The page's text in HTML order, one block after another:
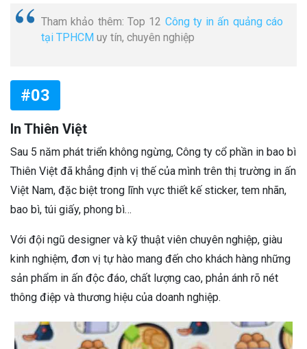
Tham khảo thêm: Top 12 Công ty in ấn quảng cáo
tại TPHCM uy tín, chuyên nghiệp
#03
In Thiên Việt
Sau 5 năm phát triển không ngừng, Công ty cổ phần in bao bì
Thiên Việt đã khẳng định vị thế của mình trên thị trường in ấn
Việt Nam, đặc biệt trong lĩnh vực thiết kế sticker, tem nhãn,
bao bì, túi giấy, phong bì…
Với đội ngũ designer và kỹ thuật viên chuyên nghiệp, giàu
kinh nghiệm, đơn vị tự hào mang đến cho khách hàng những
sản phẩm in ấn độc đáo, chất lượng cao, phản ánh rõ nét
thông điệp và thương hiệu của doanh nghiệp.